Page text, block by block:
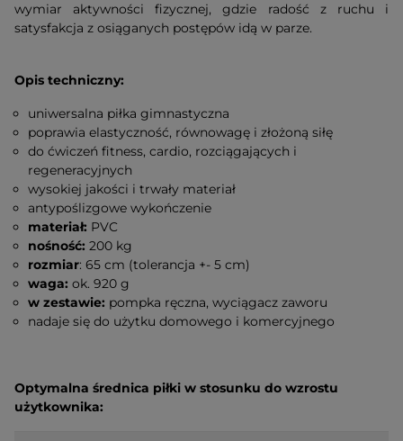
wymiar aktywności fizycznej, gdzie radość z ruchu i
satysfakcja z osiąganych postępów idą w parze.
Opis techniczny:
uniwersalna piłka gimnastyczna
poprawia elastyczność, równowagę i złożoną siłę
do ćwiczeń fitness, cardio, rozciągających i
regeneracyjnych
wysokiej jakości i trwały materiał
antypoślizgowe wykończenie
materiał: PVC
nośność:200 kg
rozmiar: 65 cm (tolerancja +- 5 cm)
waga: ok. 920 g
w zestawie: pompka ręczna, wyciągacz zaworu
nadaje się do użytku domowego i komercyjnego
Optymalna średnica piłki w stosunku do wzrostu
użytkownika: